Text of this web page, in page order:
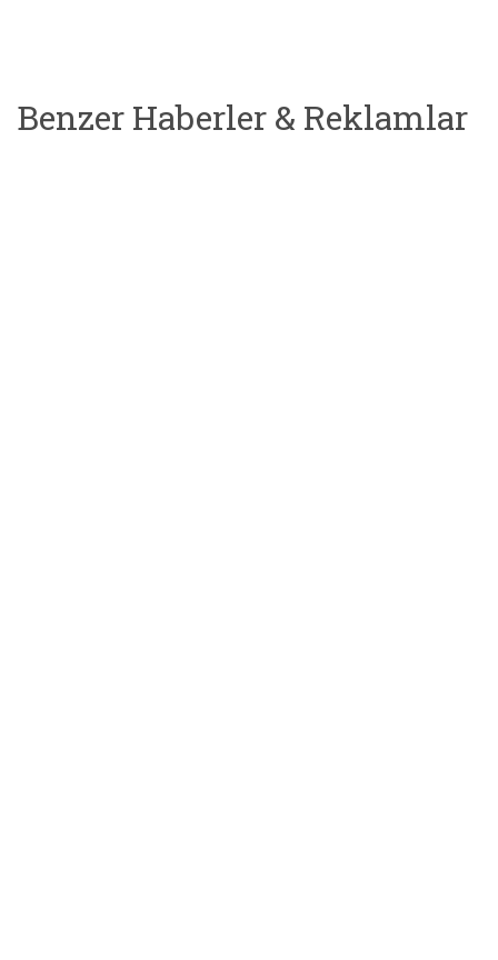
Benzer Haberler & Reklamlar